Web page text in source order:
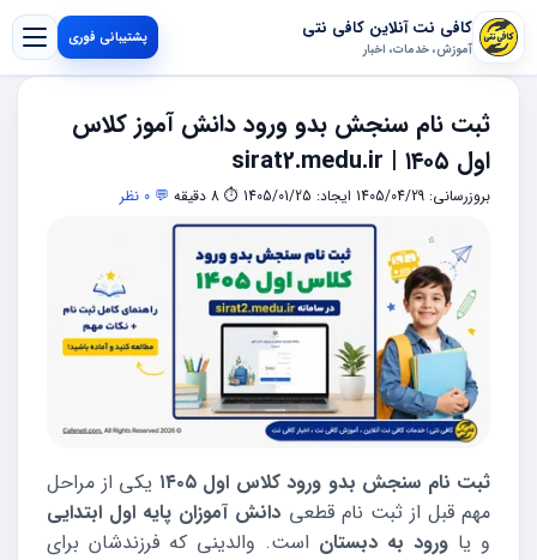
کافی نت آنلاین کافی نتی
آموزش، خدمات، اخبار
پشتیبانی فوری
ثبت نام سنجش بدو ورود دانش آموز کلاس
اول ۱۴۰۵ | sirat2.medu.ir
بروزرسانی: 1405/04/29 ایجاد: 1405/01/25 ⏱ 8 دقیقه 💬 0 نظر
ثبت نام سنجش بدو ورود کلاس اول ۱۴۰۵
یکی از مراحل
مهم قبل از ثبت نام قطعی دانش آموزان پایه اول ابتدایی
و یا ورود به دبستان است. والدینی که فرزندشان برای